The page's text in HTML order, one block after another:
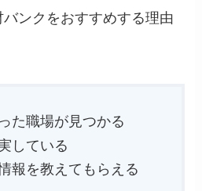
ンクをおすすめする理由
た職場が見つかる
している
報を教えてもらえる